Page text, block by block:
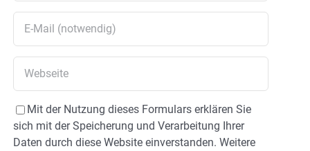
Mit der Nutzung dieses Formulars erklären Sie
sich mit der Speicherung und Verarbeitung Ihrer
Daten durch diese Website einverstanden. Weitere